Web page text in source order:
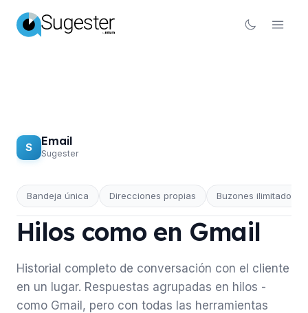
S Email
Sugester
Bandeja única Direcciones propias Buzones ilimitados
EMAIL
Hilos como en Gmail
Historial completo de conversación con el cliente
en un lugar. Respuestas agrupadas en hilos -
como Gmail, pero con todas las herramientas